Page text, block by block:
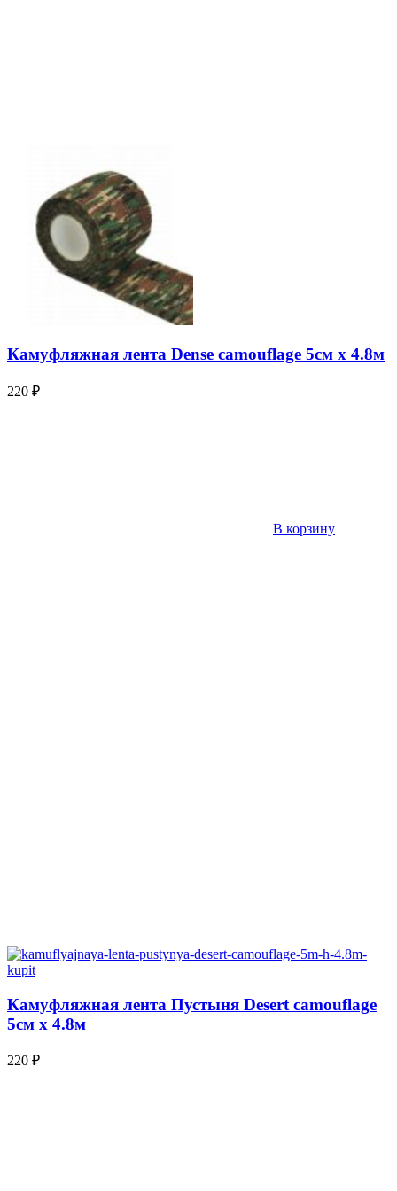
Камуфляжная лента Dense camouflage 5см х 4.8м
220 ₽
В корзину
Камуфляжная лента Пустыня Desert camouflage
5см х 4.8м
220 ₽